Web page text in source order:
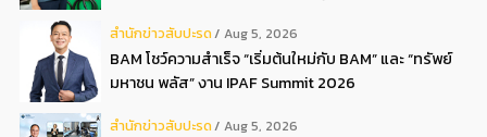
สํานักข่าวสับปะรด Aug 5, 2026
BAM โชว์ความสำเร็จ “เริ่มต้นใหม่กับ BAM” และ “ทรัพย์
มหาชน พลัส” งาน IPAF Summit 2026
สํานักข่าวสับปะรด Aug 5, 2026